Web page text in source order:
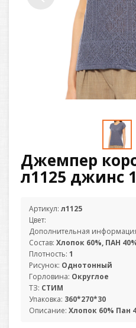
Джемпер
л1125 джинс 1
Артикул: л1125
Цвет:
Дополнительная
Состав: Хлопок 60%, ПАН
Плотность: 1
Рисунок: Однотонный
Горловина: Округлое
ТЗ: СТИМ
Упаковка: 360*270*30
Описание: Хлопок 60% Пан